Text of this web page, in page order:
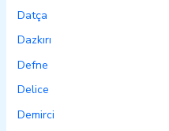
Datça
Dazkırı
Defne
Delice
Demirci